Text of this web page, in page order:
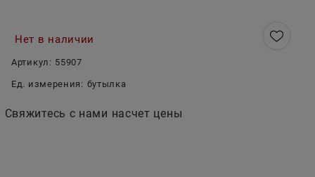
Нет в наличии
Артикул: 55907
Ед. измерения: бутылка
Свяжитесь с нами насчет цены